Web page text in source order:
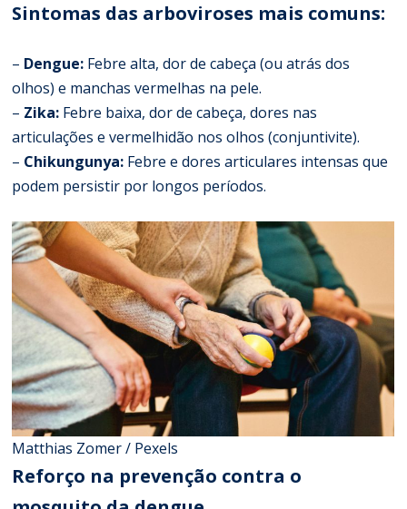
Sintomas das arboviroses mais comuns:
– Dengue: Febre alta, dor de cabeça (ou atrás dos
olhos) e manchas vermelhas na pele.
– Zika: Febre baixa, dor de cabeça, dores nas
articulações e vermelhidão nos olhos (conjuntivite).
– Chikungunya: Febre e dores articulares intensas que
podem persistir por longos períodos.
Matthias Zomer / Pexels
Reforço na prevenção contra o